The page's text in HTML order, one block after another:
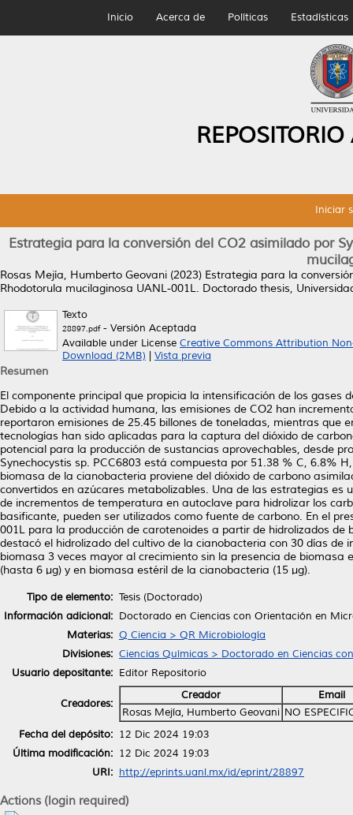
Inicio Acerca de Políticas Estadísticas
Iniciar
Estrategia para la conversión del CO2 asimilado por
Rosas Mejía, Humberto Geovani (2023) Estrategia para la
Rhodotorula mucilaginosa UANL-001L. Doctorado thesis,
Texto
28897.pdf- Versión Aceptada
Available under License Creative Commons Attribution
Download (2MB)
Vista previa
Resumen
El componente principal que propicia la intensificación de los
Debido a la actividad humana, las emisiones de CO2 han
reportaron emisiones de 25.45 billones de toneladas, mientras que
tecnologías han sido aplicadas para la captura del dióxido de
potencial para la producción de sustancias aprovechables, desde
Synechocystis sp. PCC6803 está compuesta por 51.38 % C, 6.8%
biomasa de la cianobacteria proviene del dióxido de carbono
convertidos en azúcares metabolizables. Una de las estrategias
de incrementos de temperatura en autoclave para hidrolizar los
basificante, pueden ser utilizados como fuente de carbono. En el
001L para la producción de carotenoides a partir de hidrolizados
destacó el hidrolizado del cultivo de la cianobacteria con 30 días
biomasa 3 veces mayor al crecimiento sin la presencia de biomasa
(hasta 6 μg) y en biomasa estéril de la cianobacteria (15 μg).
Tipo de elemento: Tesis (Doctorado)
Información adicional: Doctorado en Ciencias con Orientación en
Materias: Q Ciencia > QR Microbiología
Divisiones: Ciencias Químicas > Doctorado en Ciencias
Usuario depositante: Editor Repositorio
Creadores:
Creador
Email
Rosas Mejía, Humberto Geovani NO
Fecha del depósito: 12 Dic 2024 19:03
Última modificación: 12 Dic 2024 19:03
URI: http://eprints.uanl.mx/id/eprint/28897
Actions (login required)